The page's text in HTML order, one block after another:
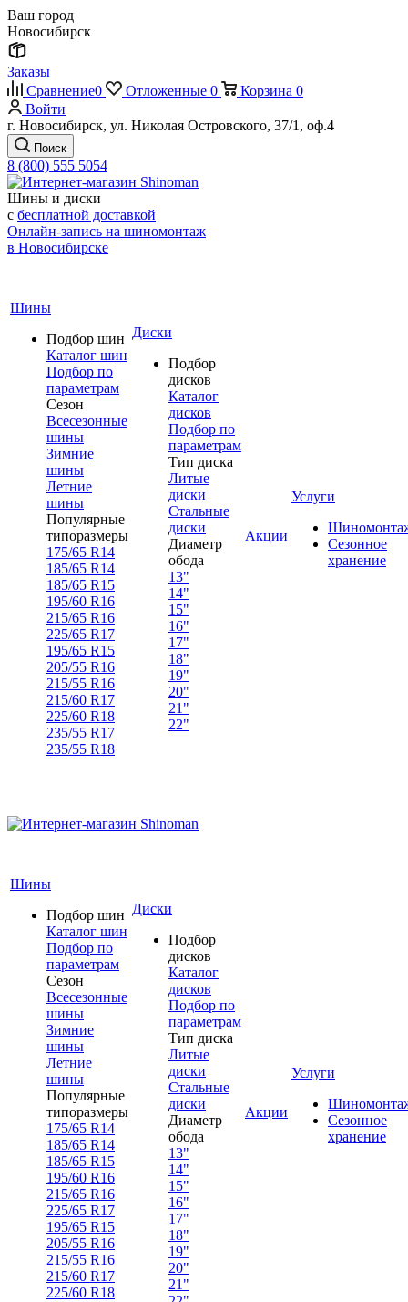
Ваш город
Новосибирск
Заказы
Сравнение0 Отложенные 0 Корзина 0
Войти
г. Новосибирск, ул. Николая Островского, 37/1, оф.4
Поиск
8 (800) 555 5054
Шины и диски
с бесплатной доставкой
Онлайн-запись на шиномонтаж
в Новосибирске
Шины
Подбор шин
Каталог шин
Подбор по
параметрам
Сезон
Всесезонные
шины
Зимние
шины
Летние
шины
Популярные
типоразмеры
175/65 R14
185/65 R14
185/65 R15
195/60 R16
215/65 R16
225/65 R17
195/65 R15
205/55 R16
215/55 R16
215/60 R17
225/60 R18
235/55 R17
235/55 R18
Диски
Подбор
дисков
Каталог
дисков
Подбор по
параметрам
Тип диска
Литые
диски
Стальные
диски
Диаметр
обода
13"
14"
15"
16"
17"
18"
19"
20"
21"
22"
Акции
Услуги
Сезонное
хранение
Шины
Подбор шин
Каталог шин
Подбор по
параметрам
Сезон
Всесезонные
шины
Зимние
шины
Летние
шины
Популярные
типоразмеры
175/65 R14
185/65 R14
185/65 R15
195/60 R16
215/65 R16
225/65 R17
195/65 R15
205/55 R16
215/55 R16
215/60 R17
225/60 R18
Диски
Подбор
дисков
Каталог
дисков
Подбор по
параметрам
Тип диска
Литые
диски
Стальные
диски
Диаметр
обода
13"
14"
15"
16"
17"
18"
19"
20"
21"
Акции
Услуги
Сезонное
хранение